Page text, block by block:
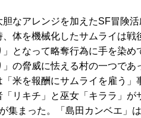
胆なアレンジを加えたSF冒険
体を機械化したサムライは戦
となって略奪行為に手を染め
の脅威に怯える村の一つであ
米を報酬にサムライを雇う」
リキチ」と巫女「キララ」が
集まった。「島田カンベエ」